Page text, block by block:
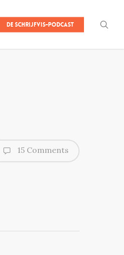
De Schrijfvis-podcast
15 Comments